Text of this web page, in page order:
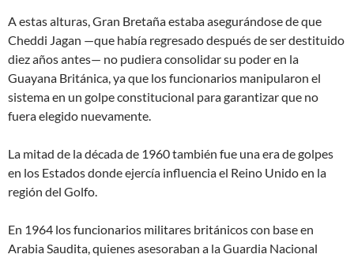
A estas alturas, Gran Bretaña estaba asegurándose de que
Cheddi Jagan —que había regresado después de ser destituido
diez años antes— no pudiera consolidar su poder en la
Guayana Británica, ya que los funcionarios manipularon el
sistema en un golpe constitucional para garantizar que no
fuera elegido nuevamente.
La mitad de la década de 1960 también fue una era de golpes
en los Estados donde ejercía influencia el Reino Unido en la
región del Golfo.
En 1964 los funcionarios militares británicos con base en
Arabia Saudita, quienes asesoraban a la Guardia Nacional